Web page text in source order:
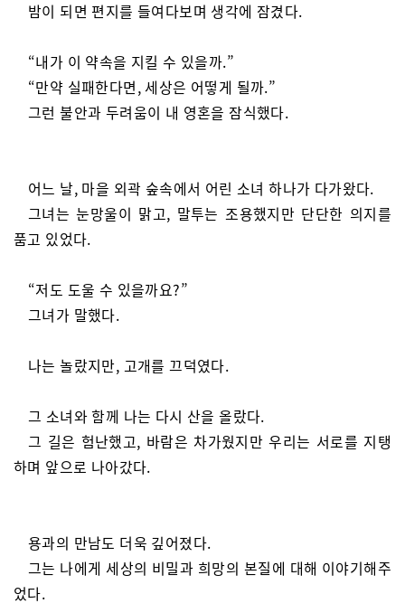
밤이 되면 편지를 들여다보며 생각에 잠겼다.
“내가 이 약속을 지킬 수 있을까.”
“만약 실패한다면, 세상은 어떻게 될까.”
그런 불안과 두려움이 내 영혼을 잠식했다.
어느 날, 마을 외곽 숲속에서 어린 소녀 하나가 다가왔다.
그녀는 눈망울이 맑고, 말투는 조용했지만 단단한 의지를
품고 있었다.
“저도 도울 수 있을까요?”
그녀가 말했다.
나는 놀랐지만, 고개를 끄덕였다.
그 소녀와 함께 나는 다시 산을 올랐다.
그 길은 험난했고, 바람은 차가웠지만 우리는 서로를 지탱
하며 앞으로 나아갔다.
용과의 만남도 더욱 깊어졌다.
그는 나에게 세상의 비밀과 희망의 본질에 대해 이야기해주
었다.